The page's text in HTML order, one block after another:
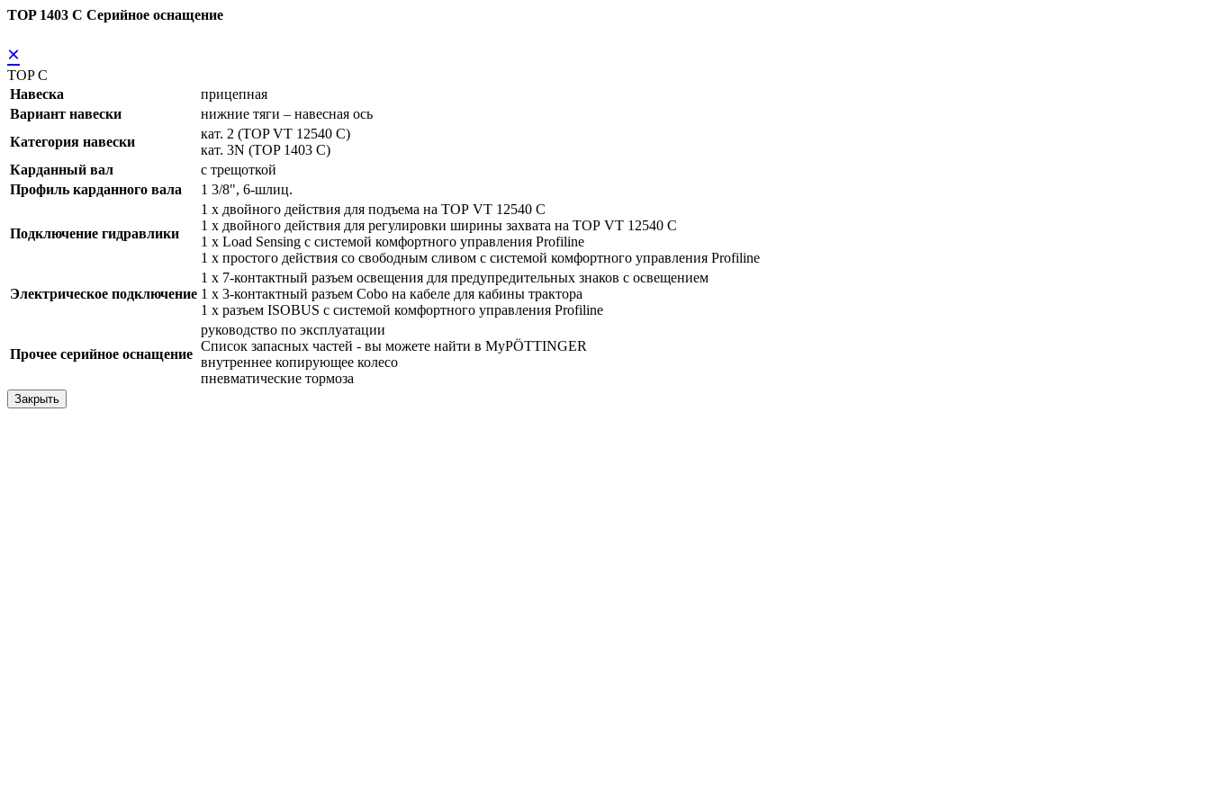
TOP 1403 C Серийное оснащение
×
TOP C
Навеска
прицепная
Вариант навески
нижние тяги – навесная ось
Категория навески
кат. 2 (TOP VT 12540 C)
кат. 3N (TOP 1403 C)
Карданный вал
с трещоткой
Профиль карданного вала
1 3/8", 6-шлиц.
Подключение гидравлики
1 x двойного действия для подъема на ТОР VT 12540 C
1 x двойного действия для регулировки ширины захвата на ТОР VT 12540 C
1 x Load Sensing с системой комфортного управления Profiline
1 x простого действия со свободным сливом с системой комфортного управления Profiline
Электрическое подключение
1 x 7-контактный разъем освещения для предупредительных знаков с освещением
1 x 3-контактный разъем Cobo на кабеле для кабины трактора
1 x разъем ISOBUS с системой комфортного управления Profiline
Прочее серийное оснащение
руководство по эксплуатации
Список запасных частей - вы можете найти в MyPÖTTINGER
внутреннее копирующее колесо
пневматические тормоза
Закрыть